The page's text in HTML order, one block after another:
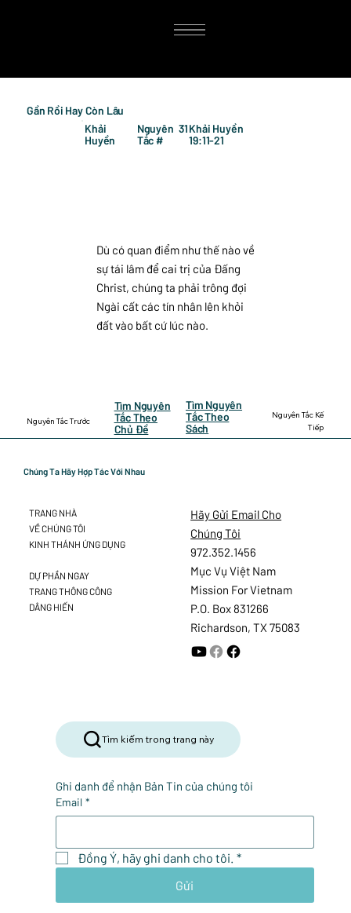
Nguyên Tắc Trước
Tìm Nguyên
Tắc Theo
Chủ Đề
Tìm Nguyên
Tắc Theo
Sách
Nguyên Tắc Kế
Tiếp
Gần Rồi Hay Còn Lâu
Khải
Huyền
Nguyên
Tắc #
31Khải Huyền
19:11-21
Dù có quan điểm như thế nào về
sự tái lâm để cai trị của Đấng
Christ, chúng ta phải trông đợi
Ngài cất các tín nhân lên khỏi
đất vào bất cứ lúc nào.
Chúng Ta Hãy Hợp Tác Với Nhau
Tìm kiếm trong trang này
Ghi danh để nhận Bản Tin của chúng tôi
Email *
Đồng Ý, hãy ghi danh cho tôi. *
Gửi
Hãy Gửi Email Cho
Chúng Tôi
972.352.1456
Mục Vụ Việt Nam
Mission For Vietnam
P.O. Box 831266
Richardson, TX 75083
TRANG NHÀ
VỀ CHÚNG TÔI
KINH THÁNH ỨNG DỤNG
DỰ PHẦN NGAY
TRANG THÔNG CÔNG
DÂNG HIẾN